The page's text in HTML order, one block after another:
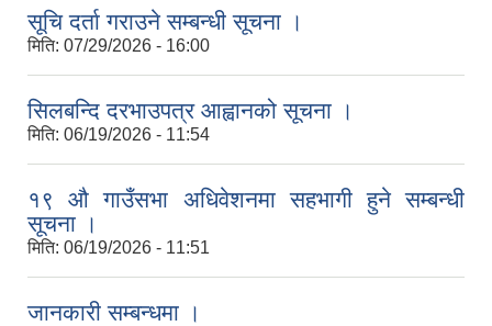
सूचि दर्ता गराउने सम्बन्धी सूचना ।
मिति: 07/29/2026 - 16:00
सिलबन्दि दरभाउपत्र आह्वानको सूचना ।
मिति: 06/19/2026 - 11:54
१९ औ गाउँसभा अधिवेशनमा सहभागी हुने सम्बन्धी
सूचना ।
मिति: 06/19/2026 - 11:51
जानकारी सम्बन्धमा ।